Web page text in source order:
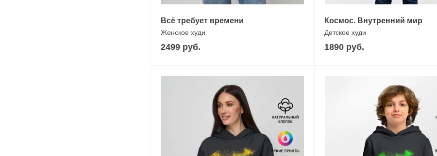
Всё требует времени
Женское худи
2499 руб.
Космос. Внутренний мир
Детское худи
1890 руб.